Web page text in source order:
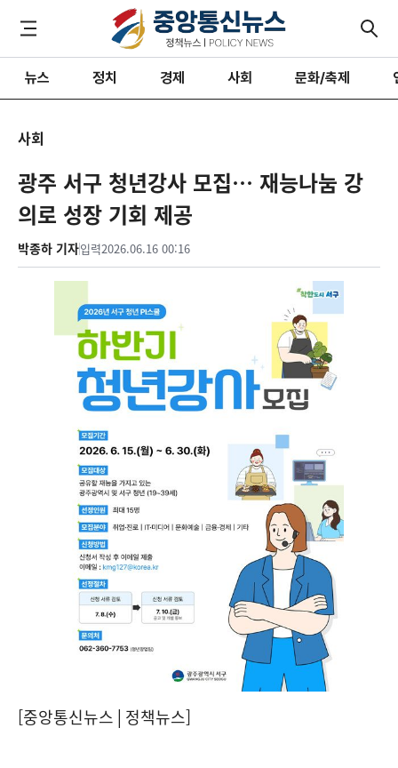
뉴스 정치 경제 사회 문화/축제
사회
광주 서구 청년강사 모집… 재능나눔 강
의로 성장 기회 제공
박종하 기자입력2026.06.16 00:16
[중앙통신뉴스│정책뉴스]